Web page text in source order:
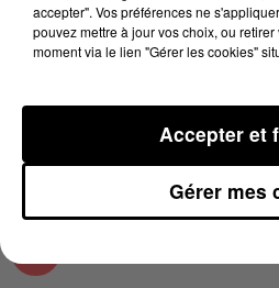
10H40
L'AGENDA DU
accepter". Vos préférences ne
pouvez mettre à jour vos choix, ou
moment via le lien "Gérer les cookies"
Gérer mes
Accepter et